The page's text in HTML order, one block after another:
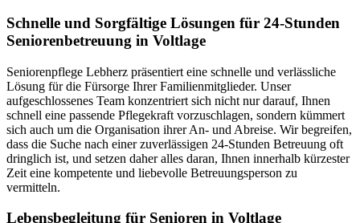
Schnelle und Sorgfältige Lösungen für 24-Stunden
Seniorenbetreuung in Voltlage
Seniorenpflege Lebherz präsentiert eine schnelle und verlässliche
Lösung für die Fürsorge Ihrer Familienmitglieder. Unser
aufgeschlossenes Team konzentriert sich nicht nur darauf, Ihnen
schnell eine passende Pflegekraft vorzuschlagen, sondern kümmert
sich auch um die Organisation ihrer An- und Abreise. Wir begreifen,
dass die Suche nach einer zuverlässigen 24-Stunden Betreuung oft
dringlich ist, und setzen daher alles daran, Ihnen innerhalb kürzester
Zeit eine kompetente und liebevolle Betreuungsperson zu
vermitteln.
Lebensbegleitung für Senioren in Voltlage